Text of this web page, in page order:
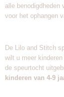
alle benodigdheden
voor het ophangen
De Lilo and Stitch
wilt u meer
de speurtocht
kinderen van 4-9